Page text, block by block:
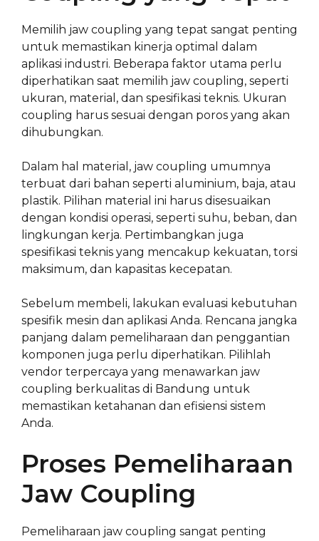
Memilih jaw coupling yang tepat sangat penting
untuk memastikan kinerja optimal dalam
aplikasi industri. Beberapa faktor utama perlu
diperhatikan saat memilih jaw coupling, seperti
ukuran, material, dan spesifikasi teknis. Ukuran
coupling harus sesuai dengan poros yang akan
dihubungkan.
Dalam hal material, jaw coupling umumnya
terbuat dari bahan seperti aluminium, baja, atau
plastik. Pilihan material ini harus disesuaikan
dengan kondisi operasi, seperti suhu, beban, dan
lingkungan kerja. Pertimbangkan juga
spesifikasi teknis yang mencakup kekuatan, torsi
maksimum, dan kapasitas kecepatan.
Sebelum membeli, lakukan evaluasi kebutuhan
spesifik mesin dan aplikasi Anda. Rencana jangka
panjang dalam pemeliharaan dan penggantian
komponen juga perlu diperhatikan. Pilihlah
vendor terpercaya yang menawarkan jaw
coupling berkualitas di Bandung untuk
memastikan ketahanan dan efisiensi sistem
Anda.
Proses Pemeliharaan
Jaw Coupling
Pemeliharaan jaw coupling sangat penting